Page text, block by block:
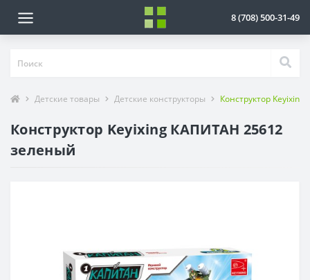
8 (708) 500-31-49
Детские товары Детские конструкторы Конструктор
Конструктор Keyixing КАПИТАН 25612
зеленый